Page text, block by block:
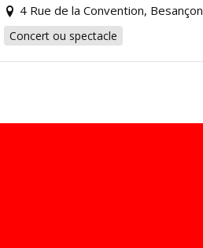
4 Rue de la Convention, Besançon
Concert ou spectacle